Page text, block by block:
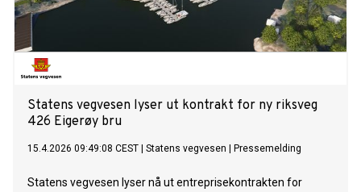
Statens vegvesen lyser ut kontrakt for ny riksveg
426 Eigerøy bru
15.4.2026 09:49:08 CEST Statens vegvesen Pressemelding
Statens vegvesen lyser nå ut entreprisekontrakten for